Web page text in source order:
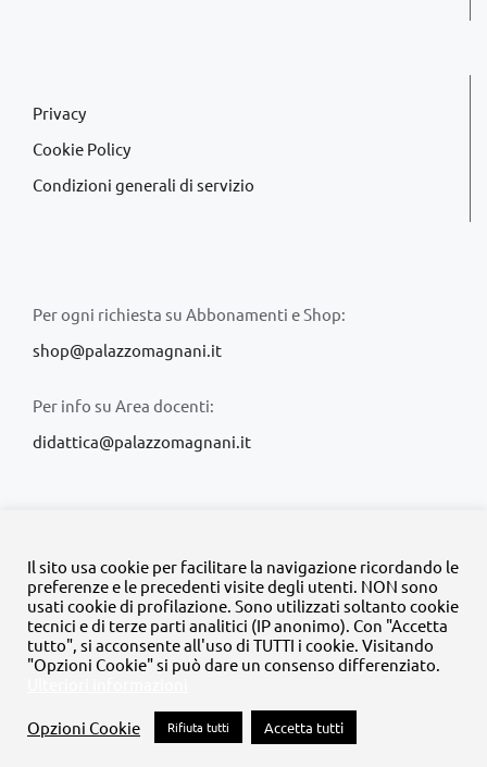
Privacy
Cookie Policy
Condizioni generali di servizio
Per ogni richiesta su Abbonamenti e Shop:
shop@palazzomagnani.it
Per info su Area docenti:
didattica@palazzomagnani.it
© Copyright 2020 -2026 | Tutti i diritti riservati | MyFpm è un
progetto dellaFondazione Palazzo Magnani
FacebookInstagram
TwitterLinkedInYouTube
Il sito usa cookie per facilitare la navigazione ricordando le
preferenze e le precedenti visite degli utenti. NON sono
usati cookie di profilazione. Sono utilizzati soltanto cookie
tecnici e di terze parti analitici (IP anonimo). Con "Accetta
tutto", si acconsente all'uso di TUTTI i cookie. Visitando
"Opzioni Cookie" si può dare un consenso differenziato.
Opzioni Cookie Rifiuta tutti Accetta tutti